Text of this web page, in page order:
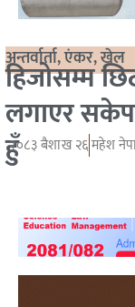
अन्तर्वार्ता,एंकर,खेल
हिजोसम्म
लगाएर
हुँ
२०८३ बैशाख २६महेश